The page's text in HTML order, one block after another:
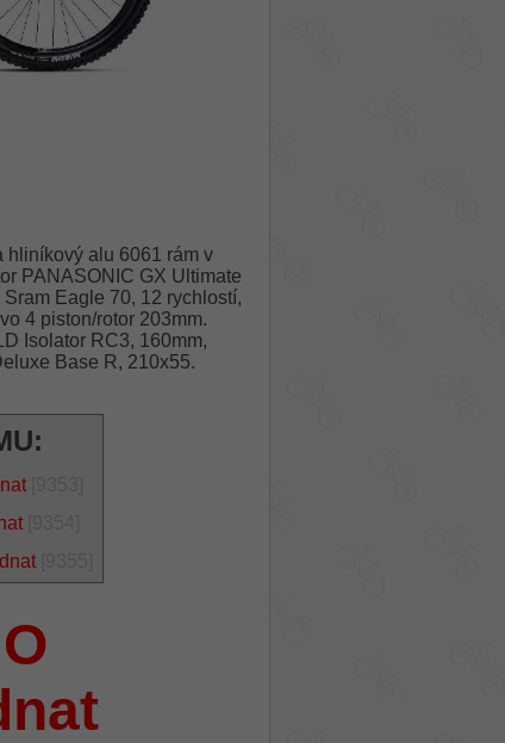
hliníkový alu 6061 rám v
PANASONIC GX Ultimate
Eagle 70, 12 rychlostí,
4 piston/rotor 203mm.
Isolator RC3, 160mm,
Base R, 210x55.